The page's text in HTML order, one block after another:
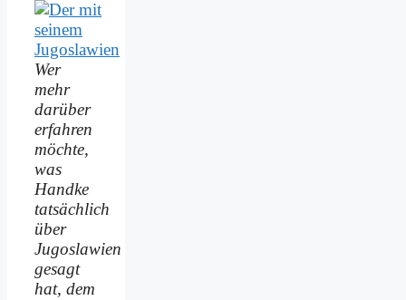
Wer
mehr
darüber
erfahren
möchte,
was
Handke
tatsächlich
über
Jugoslawien
gesagt
hat, dem